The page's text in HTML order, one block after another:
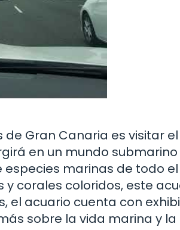
Gran Canaria es visitar
en un mundo
marinas de todo el
corales coloridos, este
el acuario cuenta con
sobre la vida marina y